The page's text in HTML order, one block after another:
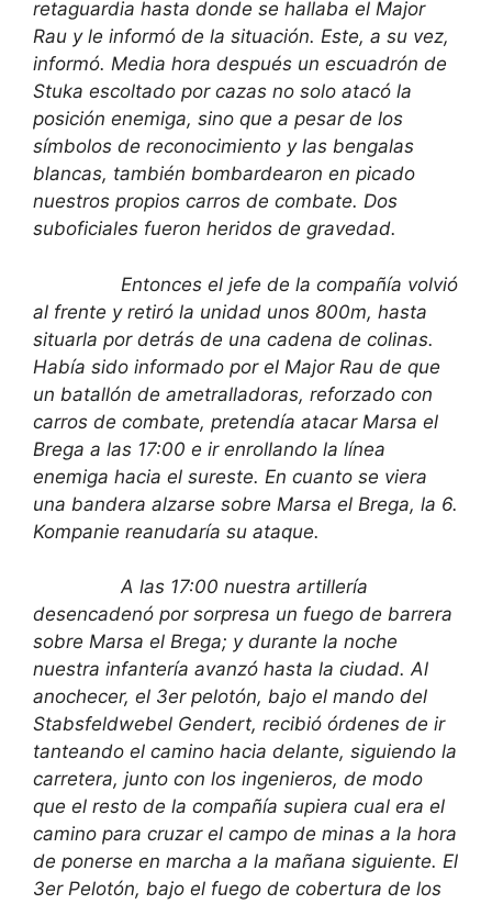
retaguardia hasta donde se hallaba el Major
Rau y le informó de la situación. Este, a su vez,
informó. Media hora después un escuadrón de
Stuka escoltado por cazas no solo atacó la
posición enemiga, sino que a pesar de los
símbolos de reconocimiento y las bengalas
blancas, también bombardearon en picado
nuestros propios carros de combate. Dos
suboficiales fueron heridos de gravedad.
Entonces el jefe de la compañía volvió
al frente y retiró la unidad unos 800m, hasta
situarla por detrás de una cadena de colinas.
Había sido informado por el Major Rau de que
un batallón de ametralladoras, reforzado con
carros de combate, pretendía atacar Marsa el
Brega a las 17:00 e ir enrollando la línea
enemiga hacia el sureste. En cuanto se viera
una bandera alzarse sobre Marsa el Brega, la 6.
Kompanie reanudaría su ataque.
A las 17:00 nuestra artillería
desencadenó por sorpresa un fuego de barrera
sobre Marsa el Brega; y durante la noche
nuestra infantería avanzó hasta la ciudad. Al
anochecer, el 3er pelotón, bajo el mando del
Stabsfeldwebel Gendert, recibió órdenes de ir
tanteando el camino hacia delante, siguiendo la
carretera, junto con los ingenieros, de modo
que el resto de la compañía supiera cual era el
camino para cruzar el campo de minas a la hora
de ponerse en marcha a la mañana siguiente. El
3er Pelotón, bajo el fuego de cobertura de los